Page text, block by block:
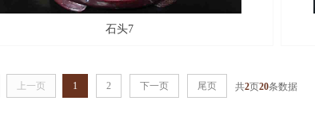
石头7
上一页 1 2 下一页 尾页 共2页20条数据